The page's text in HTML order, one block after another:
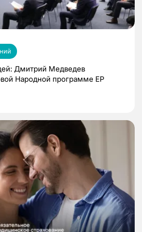
Дмитрий Медведев
Народной программе ЕР